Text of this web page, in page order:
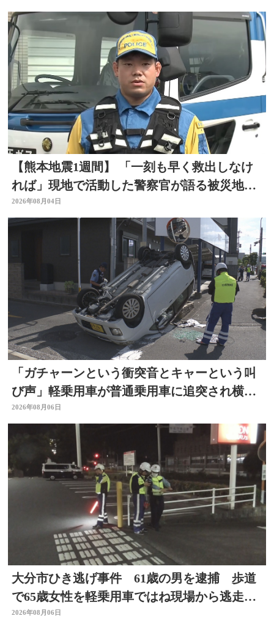
【熊本地震1週間】 「一刻も早く救出しなけ
れば」現地で活動した警察官が語る被災地の
状況 大分
2026年08月04日
「ガチャーンという衝突音とキャーという叫
び声」軽乗用車が普通乗用車に追突され横
転 周囲騒然 大分
2026年08月06日
大分市ひき逃げ事件 61歳の男を逮捕 歩道
で65歳女性を軽乗用車ではね現場から逃走し
た疑い
2026年08月06日